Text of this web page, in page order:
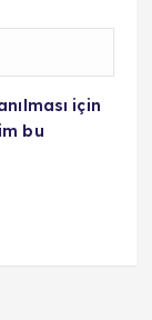
için
bu